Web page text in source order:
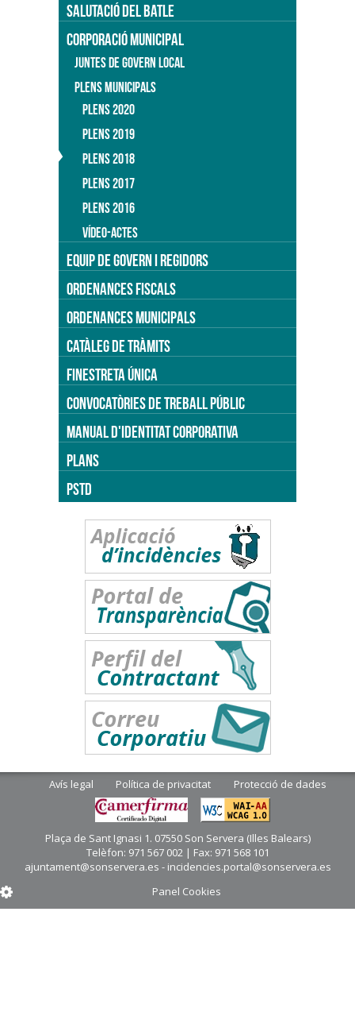
SALUTACIÓ DEL BATLE
CORPORACIÓ MUNICIPAL
JUNTES DE GOVERN LOCAL
PLENS MUNICIPALS
PLENS 2020
PLENS 2019
PLENS 2018
PLENS 2017
PLENS 2016
VÍDEO-ACTES
EQUIP DE GOVERN I REGIDORS
ORDENANCES FISCALS
ORDENANCES MUNICIPALS
CATÀLEG DE TRÀMITS
FINESTRETA ÚNICA
CONVOCATÒRIES DE TREBALL PÚBLIC
MANUAL D'IDENTITAT CORPORATIVA
PLANS
PSTD
Avís legal Política de privacitat Protecció de dades
Plaça de Sant Ignasi 1. 07550 Son Servera (Illes Balears)
Telèfon: 971 567 002 | Fax: 971 568 101
ajuntament@sonservera.es - incidencies.portal@sonservera.es
Panel Cookies